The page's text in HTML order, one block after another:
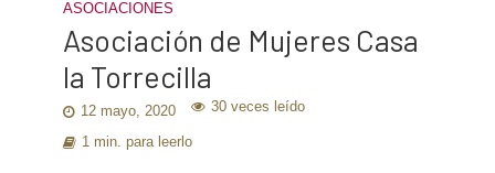
ASOCIACIONES
Asociación de Mujeres Casa
la Torrecilla
12 mayo, 2020 30 veces leído
1 min. para leerlo